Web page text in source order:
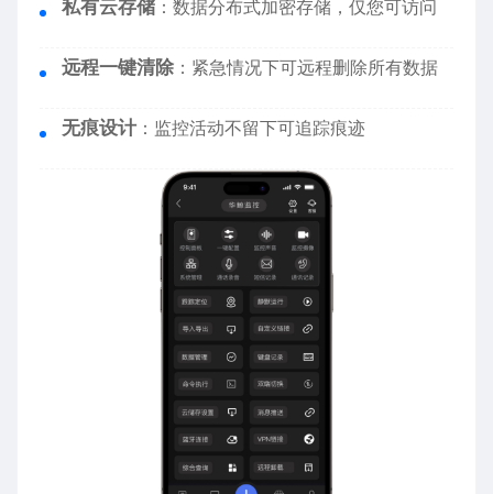
私有云存储 ：数据分布式加密存储，仅您可访问
远程一键清除 ：紧急情况下可远程删除所有数据
无痕设计 ：监控活动不留下可追踪痕迹